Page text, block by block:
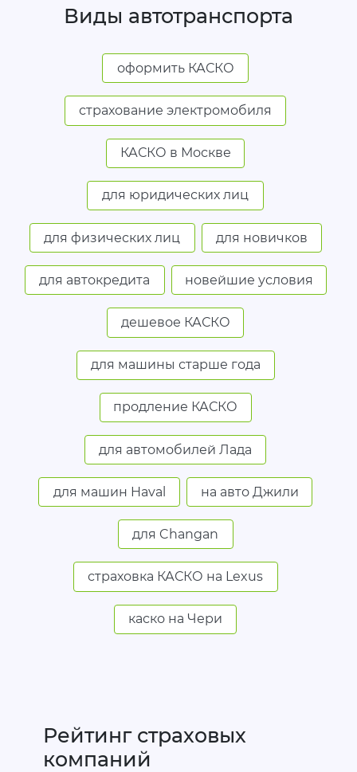
Виды автотранспорта
оформить КАСКО
страхование электромобиля
КАСКО в Москве
для юридических лиц
для физических лиц для новичков
для автокредита новейшие условия
дешевое КАСКО
для машины старше года
продление КАСКО
для автомобилей Лада
для машин Haval на авто Джили
для Changan
страховка КАСКО на Lexus
каско на Чери
Рейтинг страховых
компаний